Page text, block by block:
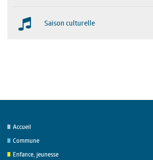
Saison culturelle
Accueil
Commune
Enfance, jeunesse